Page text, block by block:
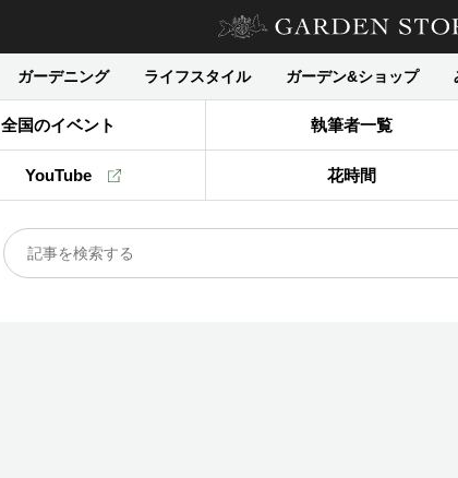
ガーデニング ライフスタイル ガーデン&ショップ
全国のイベント 執筆者一覧
YouTube 花時間